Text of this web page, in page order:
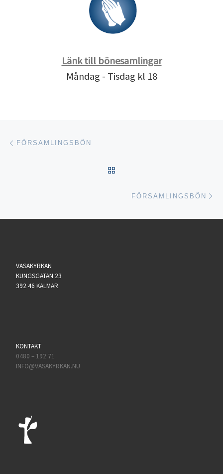
Länk till bönesamlingar
Måndag - Tisdag kl 18
Inläggsnavigering
FÖRSAMLINGSBÖN
FÖRSAMLINGSBÖN
VASAKYRKAN
KUNGSGATAN 23
392 46 KALMAR
KONTAKT
0480 – 192 71
INFO@VASAKYRKAN.NU